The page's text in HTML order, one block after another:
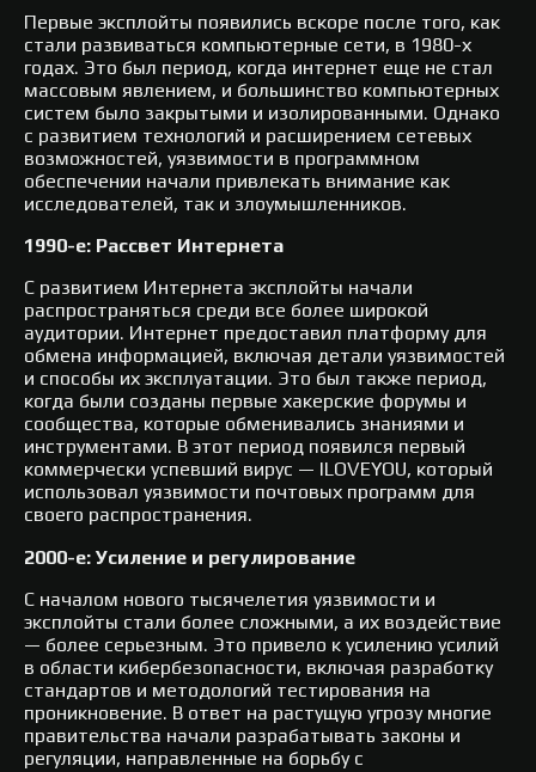
Первые эксплойты появились вскоре после того, как
стали развиваться компьютерные сети, в 1980-х
годах. Это был период, когда интернет еще не стал
массовым явлением, и большинство компьютерных
систем было закрытыми и изолированными. Однако
с развитием технологий и расширением сетевых
возможностей, уязвимости в программном
обеспечении начали привлекать внимание как
исследователей, так и злоумышленников.
1990-е: Рассвет Интернета
С развитием Интернета эксплойты начали
распространяться среди все более широкой
аудитории. Интернет предоставил платформу для
обмена информацией, включая детали уязвимостей
и способы их эксплуатации. Это был также период,
когда были созданы первые хакерские форумы и
сообщества, которые обменивались знаниями и
инструментами. В этот период появился первый
коммерчески успевший вирус — ILOVEYOU, который
использовал уязвимости почтовых программ для
своего распространения.
2000-е: Усиление и регулирование
С началом нового тысячелетия уязвимости и
эксплойты стали более сложными, а их воздействие
— более серьезным. Это привело к усилению усилий
в области кибербезопасности, включая разработку
стандартов и методологий тестирования на
проникновение. В ответ на растущую угрозу многие
правительства начали разрабатывать законы и
регуляции, направленные на борьбу с